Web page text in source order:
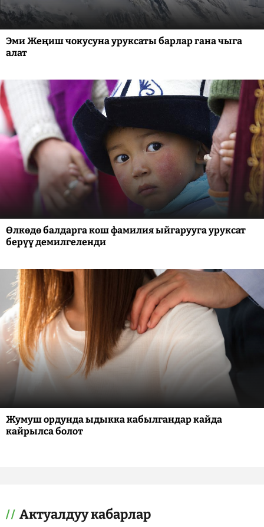
Эми Жеңиш чокусуна уруксаты барлар гана чыга
алат
Өлкөдө балдарга кош фамилия ыйгарууга уруксат
берүү демилгеленди
Жумуш ордунда ыдыкка кабылгандар кайда
кайрылса болот
Актуалдуу кабарлар